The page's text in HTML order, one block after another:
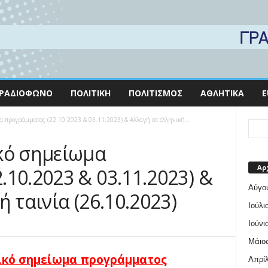
ΠΟΛΙΤΙΚΉ ΠΟΛΙΤΙΣΜΌΣ ΑΘΛΗΤΙΚΆ
προγράμματος (22.10.2023 & 03.11.2023) & Αλλαγή σε ελληνική...
σημείωμα
& 03.11.2023) &
ταινία (26.10.2023)
σημείωμα προγράμματος